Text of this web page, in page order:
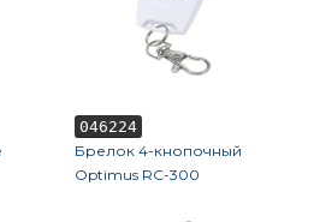
046224
Брелок 4-кнопочный
Optimus RC-300